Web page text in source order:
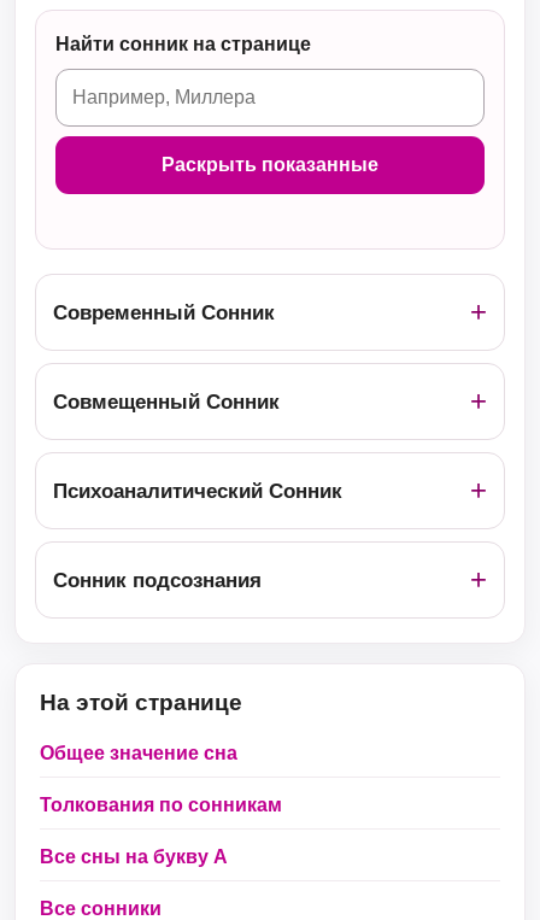
Найти сонник на странице
Раскрыть показанные
Современный Сонник
Совмещенный Сонник
Психоаналитический Сонник
Сонник подсознания
На этой странице
Общее значение сна
Толкования по сонникам
Все сны на букву А
Все сонники